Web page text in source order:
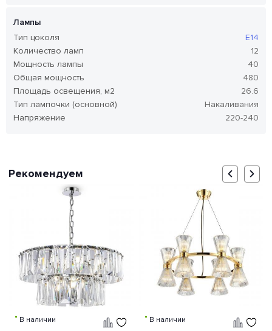
Лампы
Тип цоколя
E14
Количество ламп
12
Мощность лампы
40
Общая мощность
480
Площадь освещения, м2
26.6
Тип лампочки (основной)
Накаливания
Напряжение
220-240
Рекомендуем
В наличии В наличии